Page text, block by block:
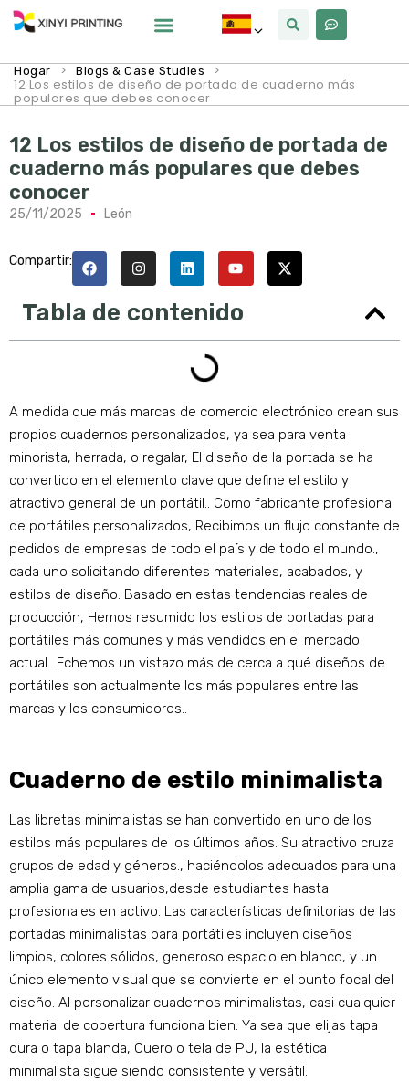
Hogar > Blogs & Case Studies >
12 Los estilos de diseño de portada de cuaderno más
populares que debes conocer
12 Los estilos de diseño de portada de
cuaderno más populares que debes
conocer
25/11/2025 León
Compartir:
Tabla de contenido
A medida que más marcas de comercio electrónico crean sus
propios cuadernos personalizados, ya sea para venta
minorista, herrada, o regalar, El diseño de la portada se ha
convertido en el elemento clave que define el estilo y
atractivo general de un portátil.. Como fabricante profesional
de portátiles personalizados, Recibimos un flujo constante de
pedidos de empresas de todo el país y de todo el mundo.,
cada uno solicitando diferentes materiales, acabados, y
estilos de diseño. Basado en estas tendencias reales de
producción, Hemos resumido los estilos de portadas para
portátiles más comunes y más vendidos en el mercado
actual.. Echemos un vistazo más de cerca a qué diseños de
portátiles son actualmente los más populares entre las
marcas y los consumidores..
Cuaderno de estilo minimalista
Las libretas minimalistas se han convertido en uno de los
estilos más populares de los últimos años. Su atractivo cruza
grupos de edad y géneros., haciéndolos adecuados para una
amplia gama de usuarios,desde estudiantes hasta
profesionales en activo. Las características definitorias de las
portadas minimalistas para portátiles incluyen diseños
limpios, colores sólidos, generoso espacio en blanco, y un
único elemento visual que se convierte en el punto focal del
diseño. Al personalizar cuadernos minimalistas, casi cualquier
material de cobertura funciona bien. Ya sea que elijas tapa
dura o tapa blanda, Cuero o tela de PU, la estética
minimalista sigue siendo consistente y versátil.